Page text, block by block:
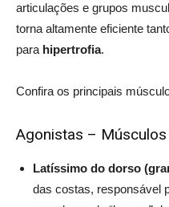
articulações e grupos
torna altamente eficiente
para hipertrofia.
Confira os principais
Agonistas –
Latíssimo do dorso
das costas, responsável